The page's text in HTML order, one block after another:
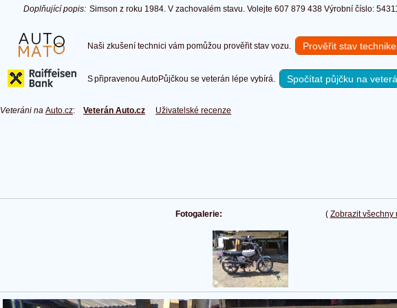
Doplňující popis: Simson z roku 1984. V zachovalém stavu. Volejte 607 879 438 Výrobní číslo:
Naši zkušení technici vám pomůžou prověřit stav vozu. Prověřit stav
S připravenou AutoPůjčkou se veterán lépe vybírá. Spočítat půjčku na
Veteráni na Auto.cz: Veterán Auto.cz Uživatelské recenze
( Zobrazit všechny
Fotogalerie: